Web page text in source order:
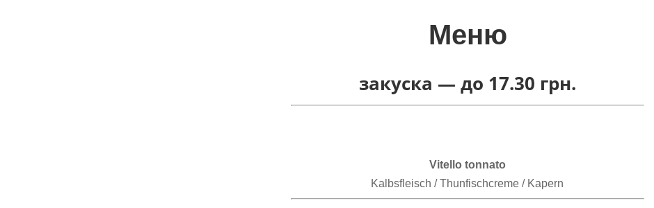
Меню
закуска — до 17.30 грн.
Vitello tonnato
Kalbsfleisch / Thunfischcreme / Kapern